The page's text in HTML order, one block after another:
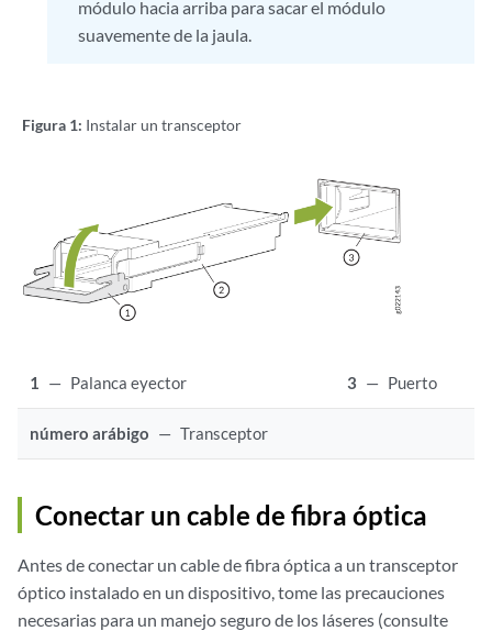
módulo hacia arriba para sacar el módulo
suavemente de la jaula.
Figura 1: Instalar un transceptor
1 — Palanca eyector 3 — Puerto
número arábigo — Transceptor
Conectar un cable de fibra óptica
Antes de conectar un cable de fibra óptica a un transceptor
óptico instalado en un dispositivo, tome las precauciones
necesarias para un manejo seguro de los láseres (consulte